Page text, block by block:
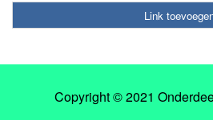
Link
Copyright © 2021